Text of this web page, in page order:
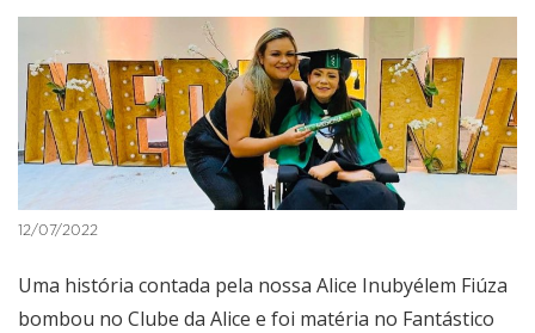
12/07/2022
Uma história contada pela nossa Alice Inubyélem Fiúza
bombou no Clube da Alice e foi matéria no Fantástico